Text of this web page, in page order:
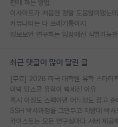
편애 하는 방법
이사이트가 처음엔 정말 도움많이됐는데
커뮤니티는 다 쓰레기통이지
최근 댓글이 많이 달린 글
미박 탑스쿨 유학이 빡세진 이유
혹시 이정도 스펙이면 어느정도 잡고 준
카이스트는 모든 연구실마다 서버 제공